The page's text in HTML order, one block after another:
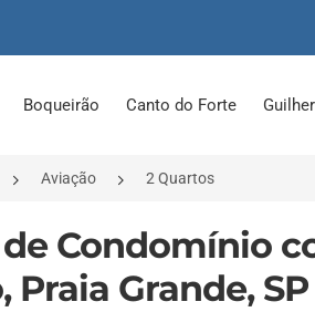
Boqueirão Canto do Forte
Aviação 2 Quartos
de Condomínio
Praia Grande, SP